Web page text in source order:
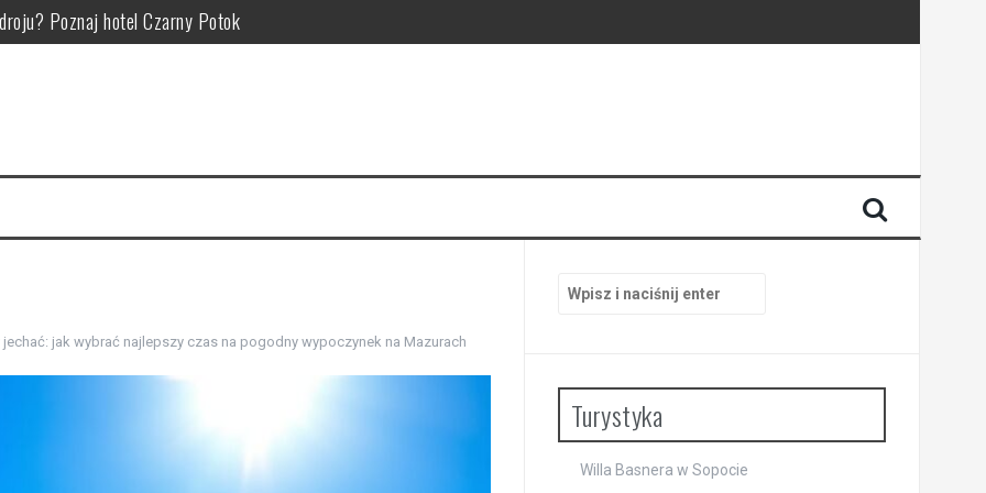
Poznaj hotel Czarny Potok
i pomysły na rodzinne wyprawy w góry
atrakcje i wypoczynek dla każdego pokolenia
jak wybrać najlepszy czas na pogodny wypoczynek na Mazurach
Turystyka
Willa Basnera w Sopocie